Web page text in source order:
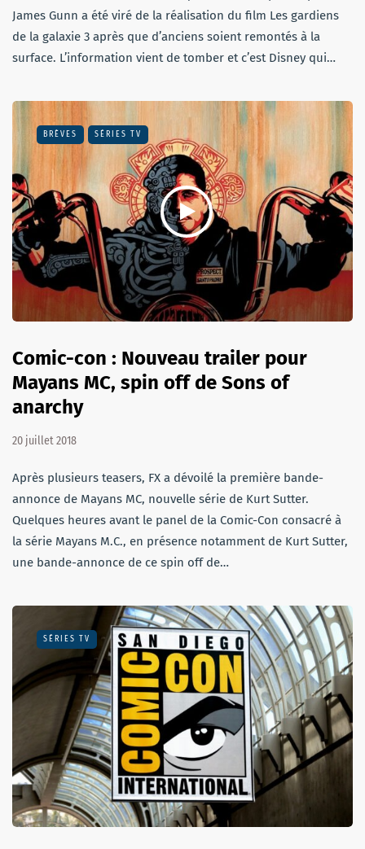
James Gunn a été viré de la réalisation du film Les gardiens
de la galaxie 3 après que d’anciens soient remontés à la
surface. L’information vient de tomber et c’est Disney qui…
BRÈVES SÉRIES TV
Comic-con : Nouveau trailer pour
Mayans MC, spin off de Sons of
anarchy
20 juillet 2018
Après plusieurs teasers, FX a dévoilé la première bande-
annonce de Mayans MC, nouvelle série de Kurt Sutter.
Quelques heures avant le panel de la Comic-Con consacré à
la série Mayans M.C., en présence notamment de Kurt Sutter,
une bande-annonce de ce spin off de…
SÉRIES TV